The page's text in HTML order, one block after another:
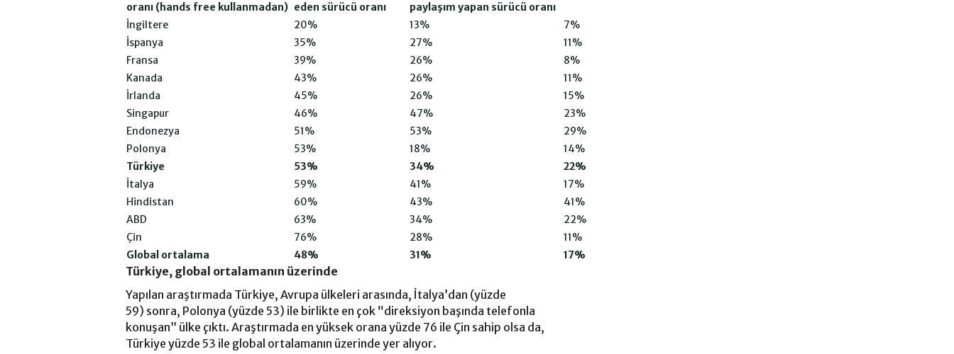
oranı (hands free kullanmadan) eden sürücü oranı
paylaşım yapan sürücü oranı
İngiltere
20% 13%
7%
İspanya
35% 27%
11%
Fransa
39% 26%
8%
Kanada
43% 26%
11%
İrlanda
45% 26%
15%
Singapur
46% 47%
23%
Endonezya
51% 53%
29%
Polonya
53% 18%
14%
Türkiye
53% 34%
22%
İtalya
59% 41%
17%
Hindistan
60% 43%
41%
ABD
63% 34%
22%
Çin
76% 28%
11%
Global ortalama
48% 31% 17%
Türkiye, global ortalamanın üzerinde
Yapılan araştırmada Türkiye, Avrupa ülkeleri arasında, İtalya’dan (yüzde
59) sonra, Polonya (yüzde 53) ile birlikte en çok “direksiyon başında telefonla
konuşan” ülke çıktı. Araştırmada en yüksek orana yüzde 76 ile Çin sahip olsa da,
Türkiye yüzde 53 ile global ortalamanın üzerinde yer alıyor.